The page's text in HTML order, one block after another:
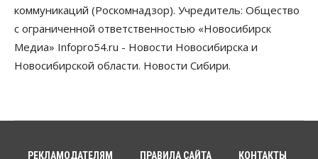
Общество
Медики готовятся к второму пику активности
клещей в Новосибирской области
06 Августа 2026, 10:00
06 Августа 2026, 09:00
коммуникаций (Роскомнадзор). Учредитель: Общество
с ограниченной ответственностью «Новосибирск
Медиа» Infopro54.ru - Новости Новосибирска и
Новосибирской области. Новости Сибири.
РЕКЛАМОДАТЕЛЯМ ПРАВИЛА САЙТА КОНТАКТЫ